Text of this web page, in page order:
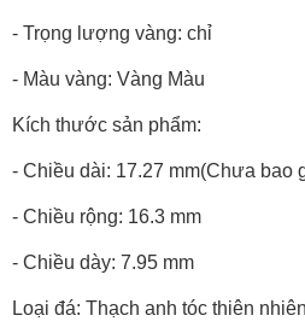
- Trọng lượng vàng: chỉ
- Màu vàng: Vàng Màu
Kích thước sản phẩm:
- Chiều dài: 17.27 mm(Chưa bao
- Chiều rộng: 16.3 mm
- Chiều dày: 7.95 mm
Loại đá: Thạch anh tóc thiên nhiên